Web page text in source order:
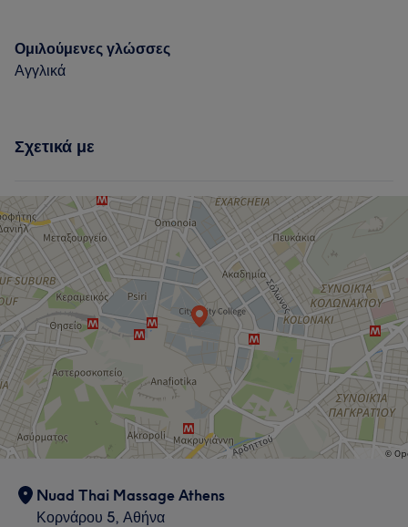
Ομιλούμενες γλώσσες
Αγγλικά
Σχετικά με
Nuad Thai Massage Athens
Κορνάρου 5, Αθήνα